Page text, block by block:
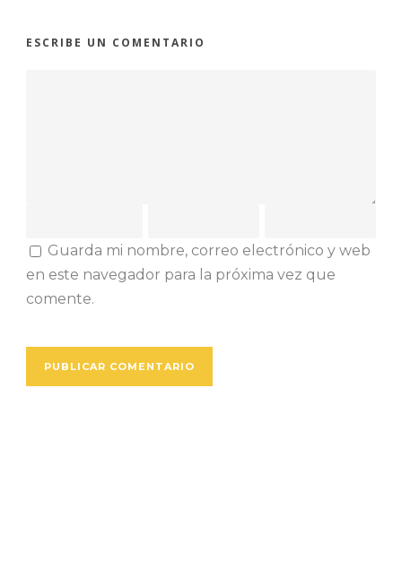
ESCRIBE UN COMENTARIO
Guarda mi nombre, correo electrónico y web
en este navegador para la próxima vez que
comente.